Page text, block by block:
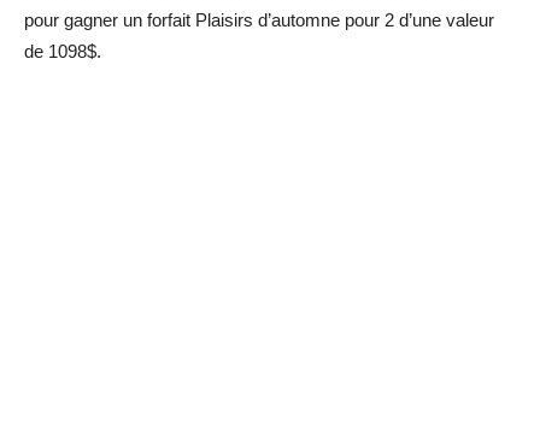
pour gagner un forfait Plaisirs d’automne pour 2 d’une valeur
de 1098$.